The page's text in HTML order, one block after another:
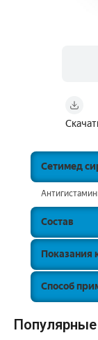
Сетимед
Состав
Показания
Способ